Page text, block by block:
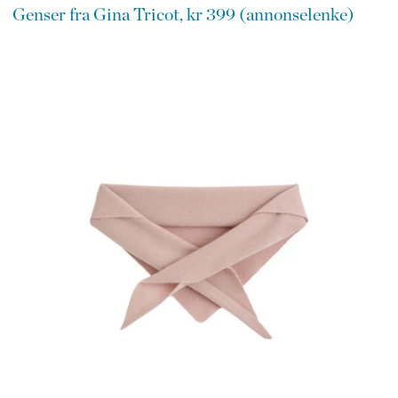
Genser fra Gina Tricot, kr 399 (annonselenke)